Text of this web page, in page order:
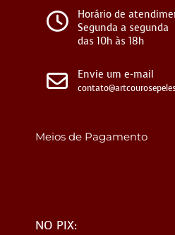
Horário de
Segunda a segunda
das 10h às 18h
Envie um e-mail
Meios de Pagamento
NO PIX: